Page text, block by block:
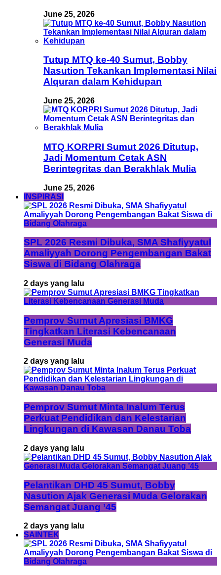
June 25, 2026
Tutup MTQ ke-40 Sumut, Bobby
Nasution Tekankan Implementasi Nilai
Alquran dalam Kehidupan
June 25, 2026
MTQ KORPRI Sumut 2026 Ditutup,
Jadi Momentum Cetak ASN
Berintegritas dan Berakhlak Mulia
June 25, 2026
INSPIRASI
SPL 2026 Resmi Dibuka, SMA Shafiyyatul
Amaliyyah Dorong Pengembangan Bakat
Siswa di Bidang Olahraga
2 days yang lalu
Pemprov Sumut Apresiasi BMKG
Tingkatkan Literasi Kebencanaan
Generasi Muda
2 days yang lalu
Pemprov Sumut Minta Inalum Terus
Perkuat Pendidikan dan Kelestarian
Lingkungan di Kawasan Danau Toba
2 days yang lalu
Pelantikan DHD 45 Sumut, Bobby
Nasution Ajak Generasi Muda Gelorakan
Semangat Juang ’45
2 days yang lalu
SAINTEK